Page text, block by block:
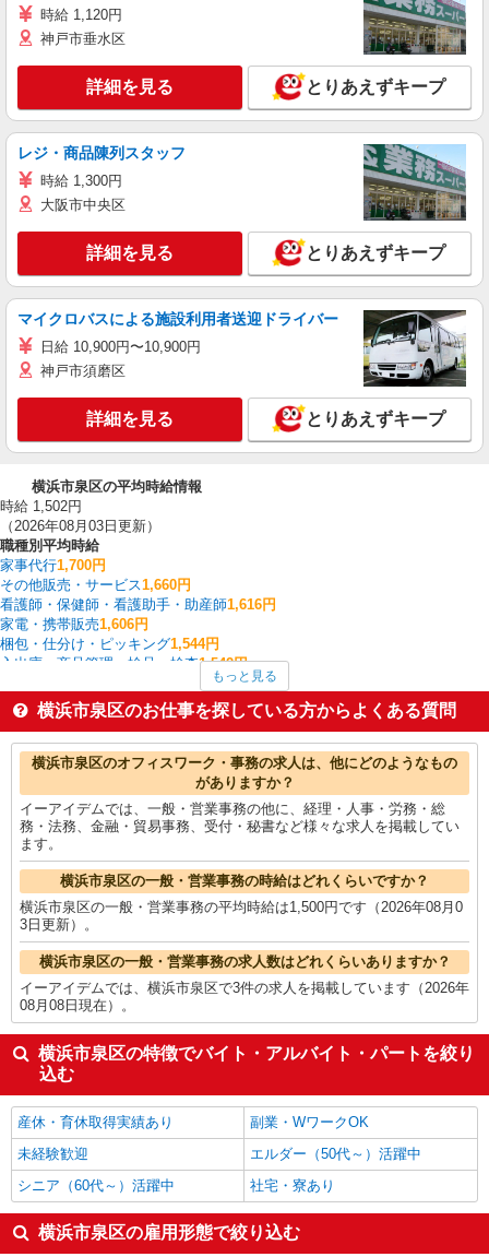
時給 1,120円
神戸市垂水区
詳細を見る とりあえずキープ
レジ・商品陳列スタッフ
時給 1,300円
大阪市中央区
詳細を見る とりあえずキープ
マイクロバスによる施設利用者送迎ドライバー
日給 10,900円〜10,900円
神戸市須磨区
詳細を見る とりあえずキープ
横浜市泉区の平均時給情報
時給 1,502円
（2026年08月03日更新）
職種別平均時給
家事代行1,700円
その他販売・サービス1,660円
看護師・保健師・看護助手・助産師1,616円
家電・携帯販売1,606円
梱包・仕分け・ピッキング1,544円
入出庫・商品管理・検品・検査1,542円
塾講師・家庭教師1,529円
試験監督・添削 1,529円
介護職・ヘルパー1,527円
横浜市泉区の他の職種の平均時給を見る
もっと見る
横浜市泉区のお仕事を探している方からよくある質問
横浜市泉区のオフィスワーク・事務の求人は、他にどのようなもの
がありますか？
イーアイデムでは、一般・営業事務の他に、経理・人事・労務・総
務・法務、金融・貿易事務、受付・秘書など様々な求人を掲載してい
ます。
横浜市泉区の一般・営業事務の時給はどれくらいですか？
横浜市泉区の一般・営業事務の平均時給は1,500円です（2026年08月0
3日更新）。
横浜市泉区の一般・営業事務の求人数はどれくらいありますか？
イーアイデムでは、横浜市泉区で3件の求人を掲載しています（2026年
08月08日現在）。
横浜市泉区の特徴でバイト・アルバイト・パートを絞り
込む
産休・育休取得実績あり
副業・WワークOK
未経験歓迎
エルダー（50代～）活躍中
シニア（60代～）活躍中
社宅・寮あり
横浜市泉区の雇用形態で絞り込む